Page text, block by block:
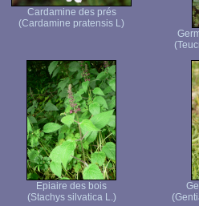
Cardamine des prés
(Cardamine pratensis L)
Epiaire des bois
(Stachys silvatica L.)